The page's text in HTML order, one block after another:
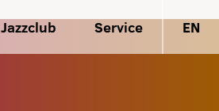
Jazzclub Service EN